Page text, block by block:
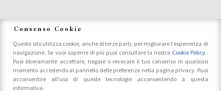
Accrediti Stampa e Fotografi
Consenso Cookie
Questo sito utilizza cookie, anche di terze parti, per migliorare l'esperienza di
navigazione. Se vuoi saperne di più puoi consultare la nostra Cookie Policy .
Puoi liberamente accettare, negare o revocare il tuo consenso in qualsiasi
momento accedendo al pannello delle preferenze nella pagina privacy. Puoi
acconsentire all'uso di queste tecnologie acconsentendo a questa
informativa.